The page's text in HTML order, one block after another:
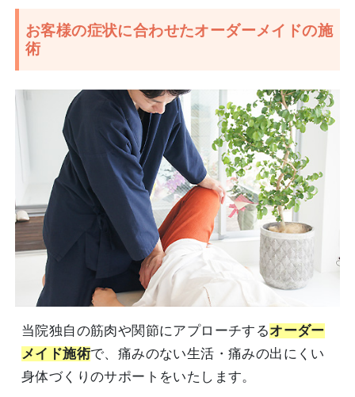
お客様の症状に合わせたオーダーメイドの施
術
当院独自の筋肉や関節にアプローチするオーダー
メイド施術で、痛みのない生活・痛みの出にくい
身体づくりのサポートをいたします。